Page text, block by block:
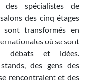
des spécialistes de
des cinq étages
sont transformés en
où se sont
débats et idées.
des gens des
rencontraient et des